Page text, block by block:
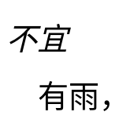
不宜
有雨